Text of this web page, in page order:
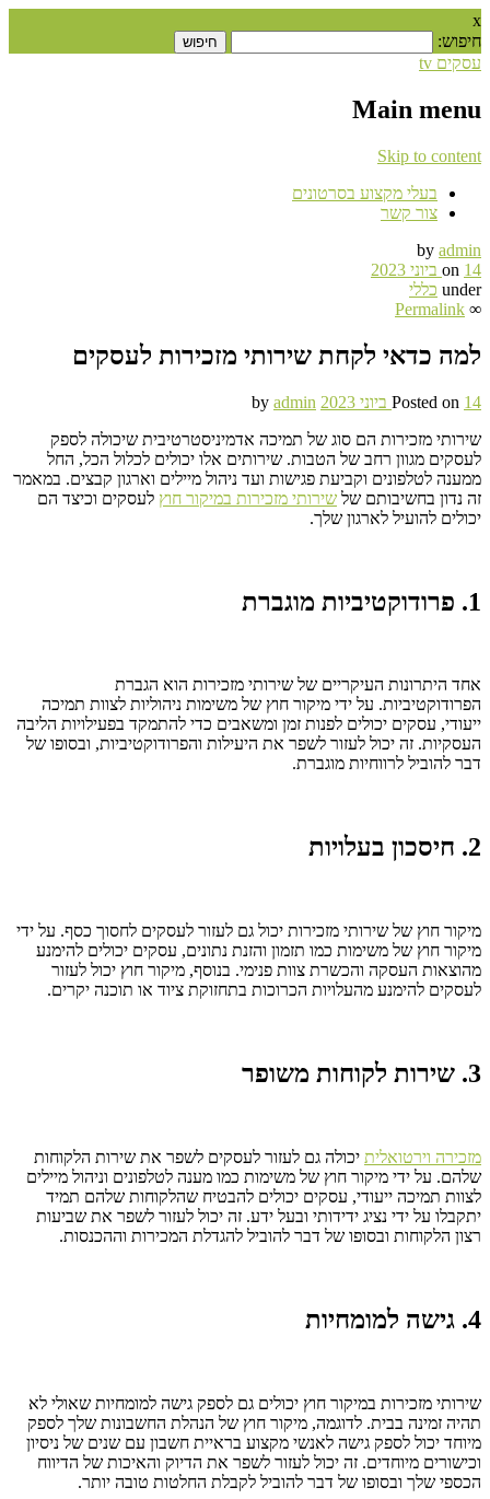
x
חיפוש:
עסקים tv
Main menu
Skip to content
בעלי מקצוע בסרטונים
צור קשר
by admin
on 14 ביוני 2023
under כללי
∞
Permalink
למה כדאי לקחת שירותי מזכירות לעסקים
Posted on 14 ביוני 2023 by admin
שירותי מזכירות הם סוג של תמיכה אדמיניסטרטיבית שיכולה לספק
לעסקים מגוון רחב של הטבות. שירותים אלו יכולים לכלול הכל, החל
ממענה לטלפונים וקביעת פגישות ועד ניהול מיילים וארגון קבצים. במאמר
זה נדון בחשיבותם של שירותי מזכירות במיקור חוץ לעסקים וכיצד הם
יכולים להועיל לארגון שלך.
1. פרודוקטיביות מוגברת
אחד היתרונות העיקריים של שירותי מזכירות הוא הגברת
הפרודוקטיביות. על ידי מיקור חוץ של משימות ניהוליות לצוות תמיכה
ייעודי, עסקים יכולים לפנות זמן ומשאבים כדי להתמקד בפעילויות הליבה
העסקיות. זה יכול לעזור לשפר את היעילות והפרודוקטיביות, ובסופו של
דבר להוביל לרווחיות מוגברת.
2. חיסכון בעלויות
מיקור חוץ של שירותי מזכירות יכול גם לעזור לעסקים לחסוך כסף. על ידי
מיקור חוץ של משימות כמו תזמון והזנת נתונים, עסקים יכולים להימנע
מהוצאות העסקה והכשרת צוות פנימי. בנוסף, מיקור חוץ יכול לעזור
לעסקים להימנע מהעלויות הכרוכות בתחזוקת ציוד או תוכנה יקרים.
3. שירות לקוחות משופר
מזכירה וירטואלית יכולה גם לעזור לעסקים לשפר את שירות הלקוחות
שלהם. על ידי מיקור חוץ של משימות כמו מענה לטלפונים וניהול מיילים
לצוות תמיכה ייעודי, עסקים יכולים להבטיח שהלקוחות שלהם תמיד
יתקבלו על ידי נציג ידידותי ובעל ידע. זה יכול לעזור לשפר את שביעות
רצון הלקוחות ובסופו של דבר להוביל להגדלת המכירות וההכנסות.
4. גישה למומחיות
שירותי מזכירות במיקור חוץ יכולים גם לספק גישה למומחיות שאולי לא
תהיה זמינה בבית. לדוגמה, מיקור חוץ של הנהלת החשבונות שלך לספק
מיוחד יכול לספק גישה לאנשי מקצוע בראיית חשבון עם שנים של ניסיון
וכישורים מיוחדים. זה יכול לעזור לשפר את הדיוק והאיכות של הדיווח
הכספי שלך ובסופו של דבר להוביל לקבלת החלטות טובה יותר.